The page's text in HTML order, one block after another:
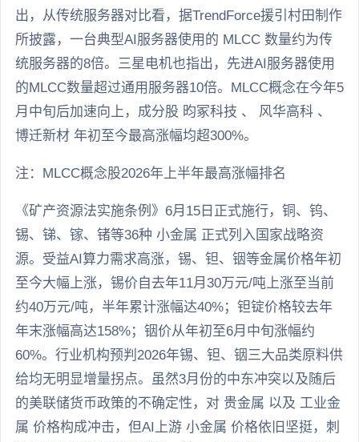
出，从传统服务器对比看，据TrendForce援引村田制作
所披露，一台典型AI服务器使用的 MLCC 数量约为传
统服务器的8倍。三星电机也指出，先进AI服务器使用
的MLCC数量超过通用服务器10倍。MLCC概念在今年5
月中旬后加速向上，成分股 昀冢科技 、 风华高科 、
博迁新材 年初至今最高涨幅均超300%。
注：MLCC概念股2026年上半年最高涨幅排名
《矿产资源法实施条例》6月15日正式施行，铜、钨、
锡、锑、镓、锗等36种 小金属 正式列入国家战略资
源。受益AI算力需求高涨，锡、钽、铟等金属价格年初
至今大幅上涨，锡价自去年11月30万元/吨上涨至当前
约40万元/吨，半年累计涨幅达40%；钽锭价格较去年
年末涨幅高达158%；铟价从年初至6月中旬涨幅约
60%。行业机构预判2026年锡、钽、铟三大品类原料供
给均无明显增量拐点。虽然3月份的中东冲突以及随后
的美联储货币政策的不确定性，对 贵金属 以及 工业金
属 价格构成冲击，但AI上游 小金属 价格依旧坚挺，刺